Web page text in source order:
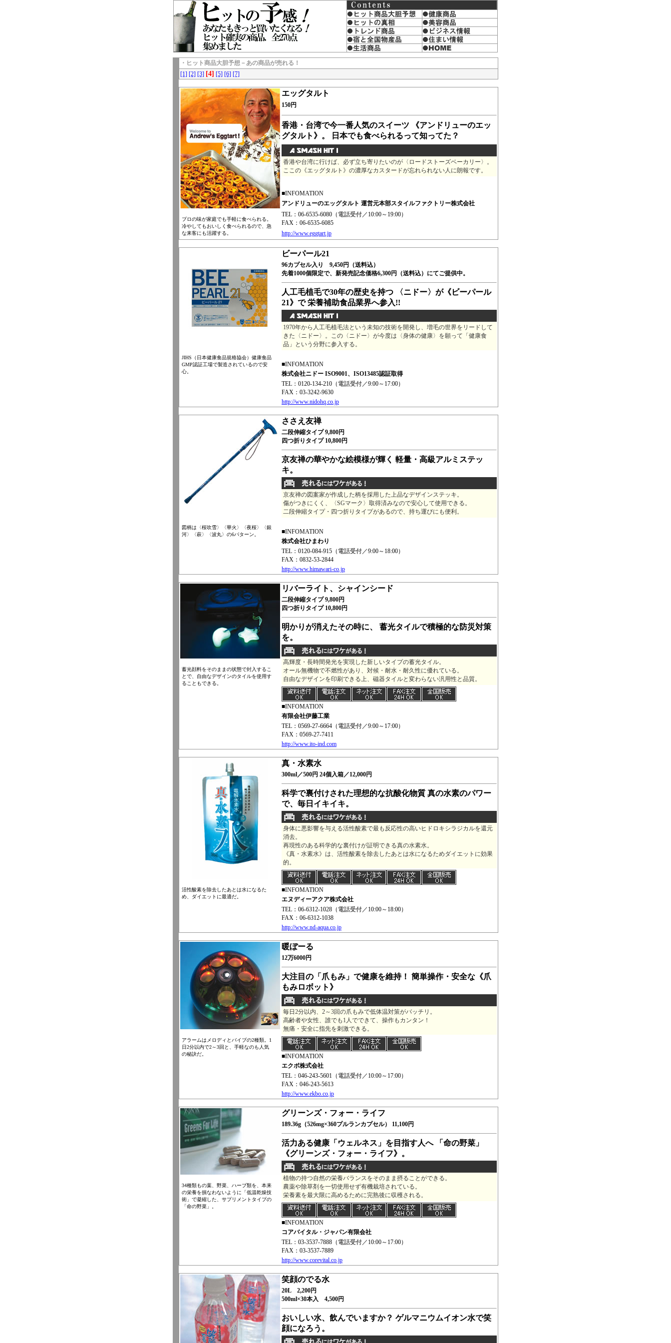
・ヒット商品大胆予想－あの商品が売れる！
[1] [2] [3] [4] [5] [6] [7]
プロの味が家庭でも手軽に食べられる。
冷やしてもおいしく食べられるので、急
な来客にも活躍する。
エッグタルト
150円
香港・台湾で今一番人気のスイーツ 《アンドリューのエッ
グタルト》。 日本でも食べられるって知ってた？
香港や台湾に行けば、必ず立ち寄りたいのが〈ロードストーズベーカリー〉。
ここの《エッグタルト》の濃厚なカスタードが忘れられない人に朗報です。
■INFOMATION
アンドリューのエッグタルト 運営元本部スタイルファクトリー株式会社
TEL：06-6535-6080（電話受付／10:00～19:00）
FAX：06-6535-6085
http://www.eggtart.jp
JIHS（日本健康食品規格協会）健康食品
GMP認証工場で製造されているので安
心。
ビーパール21
96カプセル入り 9,450円（送料込）
先着1000個限定で、新発売記念価格6,300円（送料込）にてご提供中。
人工毛植毛で30年の歴史を持つ 〈ニドー〉が《ビーパール
21》で 栄養補助食品業界へ参入!!
1970年から人工毛植毛法という未知の技術を開発し、増毛の世界をリードして
きた〈ニドー〉。この〈ニドー〉が今度は〈身体の健康〉を願って「健康食
品」という分野に参入する。
■INFOMATION
株式会社ニドー ISO9001、ISO13485認証取得
TEL：0120-134-210（電話受付／9:00～17:00）
FAX：03-3242-9630
http://www.nidohq.co.jp
図柄は〈桜吹雪〉〈華火〉〈夜桜〉〈銀
河〉〈萩〉〈波丸〉の6パターン。
ささえ友禅
二段伸縮タイプ 9,800円
四つ折りタイプ 10,800円
京友禅の華やかな絵模様が輝く 軽量・高級アルミステッ
キ。
京友禅の図案家が作成した柄を採用した上品なデザインステッキ。
傷がつきにくく、〈SGマーク〉取得済みなので安心して使用できる。
二段伸縮タイプ・四つ折りタイプがあるので、持ち運びにも便利。
■INFOMATION
株式会社ひまわり
TEL：0120-084-915（電話受付／9:00～18:00）
FAX：0832-53-2844
http://www.himawari-co.jp
蓄光顔料をそのままの状態で封入するこ
とで、自由なデザインのタイルを使用す
ることもできる。
リバーライト、シャインシード
二段伸縮タイプ 9,800円
四つ折りタイプ 10,800円
明かりが消えたその時に、 蓄光タイルで積極的な防災対策
を。
高輝度・長時間発光を実現した新しいタイプの蓄光タイル。
オール無機物で不燃性があり、対候・耐水・耐久性に優れている。
自由なデザインを印刷できる上、磁器タイルと変わらない汎用性と品質。
■INFOMATION
有限会社伊藤工業
TEL：0569-27-6664（電話受付／9:00～17:00）
FAX：0569-27-7411
http://www.ito-ind.com
活性酸素を除去したあとは水になるた
め、ダイエットに最適だ。
真・水素水
300ml／500円 24個入箱／12,000円
科学で裏付けされた理想的な抗酸化物質 真の水素のパワー
で、毎日イキイキ。
身体に悪影響を与える活性酸素で最も反応性の高いヒドロキシラジカルを還元
消去。
再現性のある科学的な裏付けが証明できる真の水素水。
《真・水素水》は、活性酸素を除去したあとは水になるためダイエットに効果
的。
■INFOMATION
エヌディーアクア株式会社
TEL：06-6312-1028（電話受付／10:00～18:00）
FAX：06-6312-1038
http://www.nd-aqua.co.jp
アラームはメロディとバイブの2種類。1
日2分以内で2～3回と、手軽なのも人気
の秘訣だ。
暖ぼーる
12万6000円
大注目の「爪もみ」で健康を維持！ 簡単操作・安全な《爪
もみロボット》
毎日2分以内、2～3回の爪もみで低体温対策がバッチリ。
高齢者や女性、誰でも1人でできて、操作もカンタン！
無痛・安全に指先を刺激できる。
■INFOMATION
エクボ株式会社
TEL：046-243-5601（電話受付／10:00～17:00）
FAX：046-243-5613
http://www.ekbo.co.jp
34種類もの葉、野菜、ハーブ類を、本来
の栄養を損なわないように「低温乾燥技
術」で凝縮した、サプリメントタイプの
「命の野菜」。
グリーンズ・フォー・ライフ
189.36g（526mg×360プルランカプセル） 11,100円
活力ある健康「ウェルネス」を目指す人へ 「命の野菜」
《グリーンズ・フォー・ライフ》。
植物の持つ自然の栄養バランスをそのまま摂ることができる。
農薬や除草剤を一切使用せず有機栽培されている。
栄養素を最大限に高めるために完熟後に収穫される。
■INFOMATION
コアバイタル・ジャパン有限会社
TEL：03-3537-7888（電話受付／10:00～17:00）
FAX：03-3537-7889
http://www.corevital.co.jp
笑顔のでる水
20L 2,200円
500ml×30本入 4,500円
おいしい水、飲んでいますか？ ゲルマニウムイオン水で笑
顔になろう。